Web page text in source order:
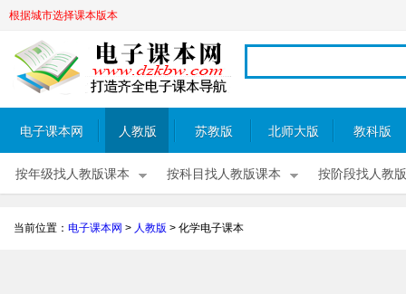
根据城市选择课本版本
电子课本网 人教版 苏教版 北师大版 教科版
按年级找人教版课本 按科目找人教版课本 按阶段找人教
当前位置： 电子课本网 > 人教版 > 化学电子课本